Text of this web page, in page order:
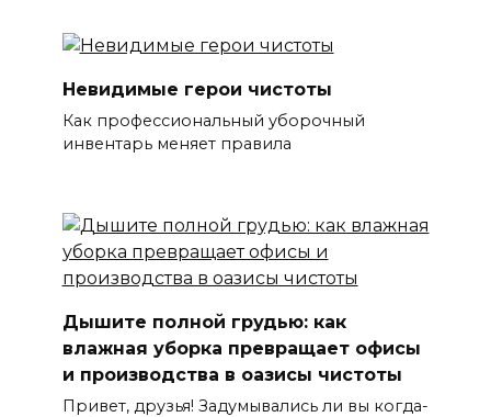
Невидимые герои чистоты
Как профессиональный уборочный
инвентарь меняет правила
Дышите полной грудью: как
влажная уборка превращает офисы
и производства в оазисы чистоты
Привет, друзья! Задумывались ли вы когда-